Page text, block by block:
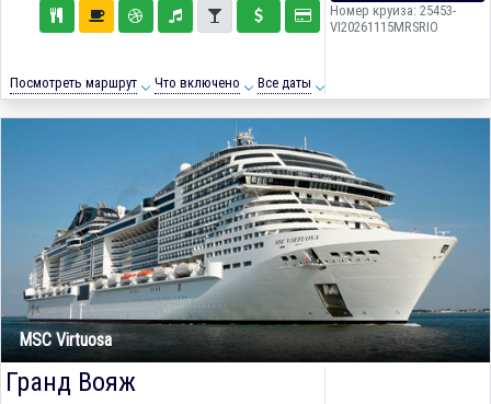
Посмотреть маршрут Что включено Все даты
Номер круиза: 25453-
VI20261115MRSRIO
MSC Virtuosa
Гранд Вояж